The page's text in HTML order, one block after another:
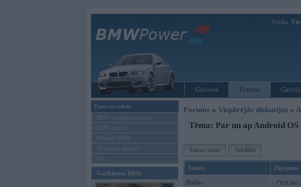
Sveiks,
Galvenā Forums
Ziņas un raksti
BMW modeļu jaunumi
BMW testi
Mēneša BMW
Sērijveida tūnings
Vel...
Gadījuma bilde
Forums » Vispārējās diskusijas »
Tēma: Par un ap Android OS
Jauna tēma Atbildēt
Autors Ziņojums
Rolits 23. Dec